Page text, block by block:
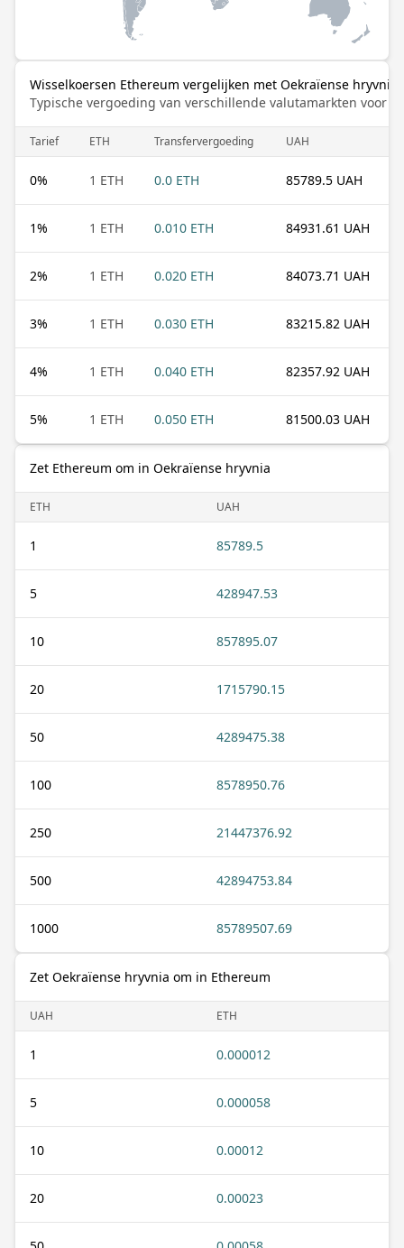
Wisselkoersen Ethereum vergelijken met Oekraïense hryvnia
Typische vergoeding van verschillende valutamarkten voor
Tarief ETH Transfervergoeding UAH
0% 1 ETH 0.0 ETH 85789.5 UAH
1% 1 ETH 0.010 ETH 84931.61 UAH
2% 1 ETH 0.020 ETH 84073.71 UAH
3% 1 ETH 0.030 ETH 83215.82 UAH
4% 1 ETH 0.040 ETH 82357.92 UAH
5% 1 ETH 0.050 ETH 81500.03 UAH
Zet Ethereum om in Oekraïense hryvnia
ETH UAH
1 85789.5
5 428947.53
10 857895.07
20 1715790.15
50 4289475.38
100 8578950.76
250 21447376.92
500 42894753.84
1000 85789507.69
Zet Oekraïense hryvnia om in Ethereum
UAH ETH
1 0.000012
5 0.000058
10 0.00012
20 0.00023